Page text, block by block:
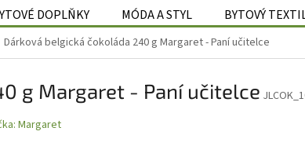
DOPLŇKY MÓDA A STYL BYTOVÝ
Dárková belgická čokoláda 240 g Margaret - Paní učitelce
g Margaret - Paní učitelce
Margaret